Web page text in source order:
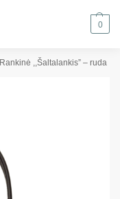
0
Rankinė ,,Šaltalankis” – ruda